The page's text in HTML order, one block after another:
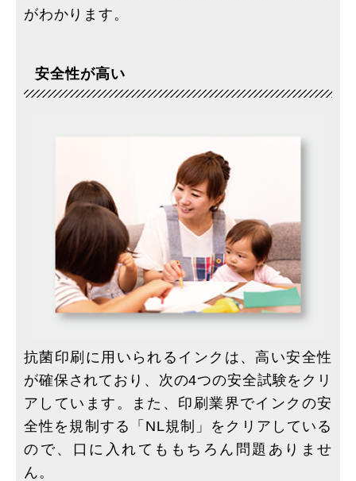
がわかります。
安全性が高い
抗菌印刷に用いられるインクは、高い安全性
が確保されており、次の4つの安全試験をクリ
アしています。また、印刷業界でインクの安
全性を規制する「NL規制」をクリアしている
ので、口に入れてももちろん問題ありませ
ん。